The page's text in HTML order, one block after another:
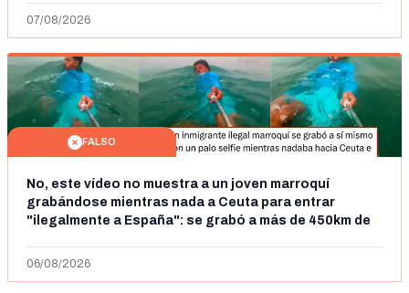
07/08/2026
FALSO
No, este vídeo no muestra a un joven marroquí
grabándose mientras nada a Ceuta para entrar
"ilegalmente a España": se grabó a más de 450km de
06/08/2026